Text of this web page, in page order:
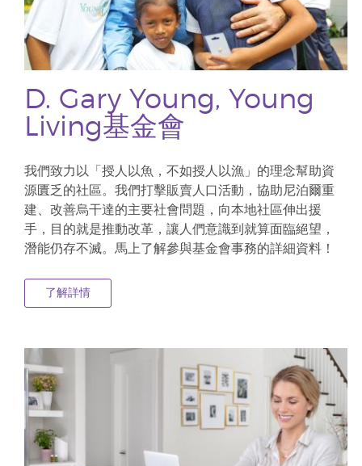
D. Gary Young, Young
Living基金會
我們致力以「授人以魚，不如授人以漁」的理念幫助資
源匱乏的社區。我們打擊販賣人口活動，協助尼泊爾重
建、改善烏干達的主要社會問題，向本地社區伸出援
手，目的就是推動改革，讓人們意識到就算面臨絕望，
潛能仍存不滅。馬上了解參與基金會事務的詳細資料！
了解詳情